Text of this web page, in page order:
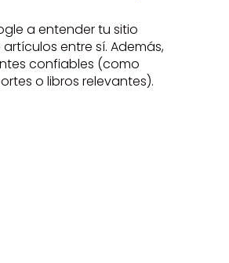
a entender tu sitio
entre sí. Además,
confiables (como
o libros relevantes).